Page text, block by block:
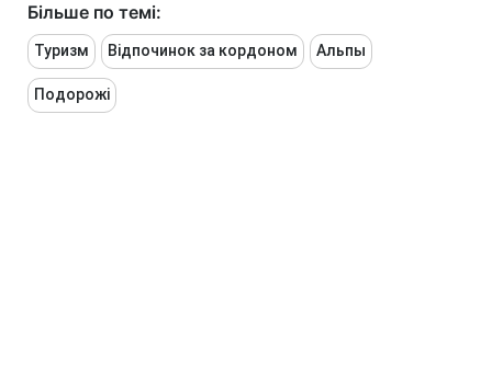
Більше по темі:
Туризм Відпочинок за кордоном Альпы
Подорожі